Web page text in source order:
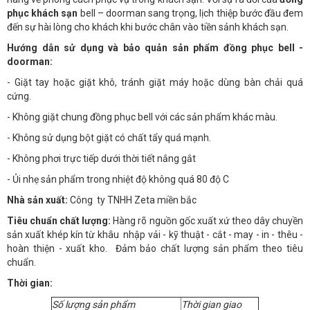
phục khách sạn bell – doorman sang trọng, lịch thiệp bước đầu đem
đến sự hài lòng cho khách khi bước chân vào tiền sảnh khách sạn.
Hướng dẫn sử dụng và bảo quản sản phẩm đồng phục bell -
doorman:
- Giặt tay hoặc giặt khô, tránh giặt máy hoặc dùng bàn chải quá
cứng.
- Không giặt chung đồng phục bell với các sản phẩm khác màu.
- Không sử dụng bột giặt có chất tẩy quá mạnh.
- Không phơi trực tiếp dưới thời tiết nắng gắt
- Ủi nhẹ sản phẩm trong nhiệt độ không quá 80 độ C
Nhà sản xuất: Công ty TNHH Zeta miền bắc
Tiêu chuẩn chất lượng: Hàng rõ nguồn gốc xuất xứ theo dây chuyền
sản xuất khép kín từ khâu nhập vải - kỹ thuật - cắt - may - in - thêu -
hoàn thiện - xuất kho. Đảm bảo chất lượng sản phẩm theo tiêu
chuẩn.
Thời gian:
Số lượng sản phẩm
Thời gian giao